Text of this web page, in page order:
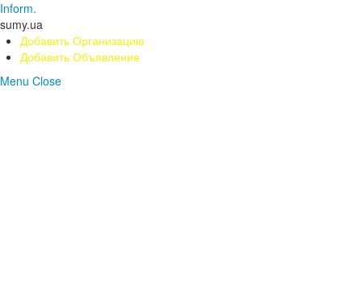
Inform.
sumy.ua
Добавить Организацию
Добавить Объявление
Menu Close